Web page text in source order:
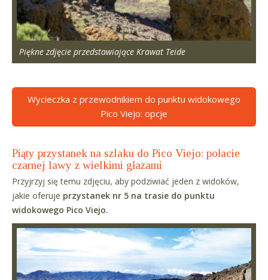
Piękne zdjęcie przedstawiające Krawat Teide
Wycieczka z przewodnikiem do punktu widokowego
Pico Viejo: opcje
Piąty przystanek na szlaku do Pico Viejo: połacie
czarnej lawy z wielkimi głazami
Przyjrzyj się temu zdjęciu, aby podziwiać jeden z widoków,
jakie oferuje przystanek nr 5 na trasie do punktu
widokowego Pico Viejo.